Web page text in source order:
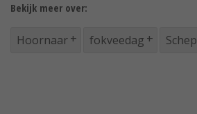
Bekijk meer over:
Hoornaar fokveedag Schep